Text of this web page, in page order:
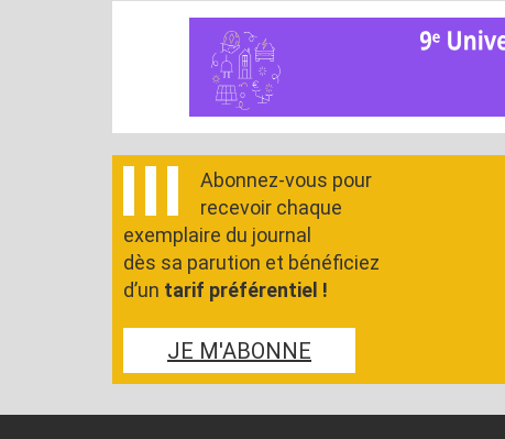
Abonnez-vous pour
recevoir chaque
exemplaire du journal
dès sa parution et bénéficiez
d’un tarif préférentiel !
JE M'ABONNE